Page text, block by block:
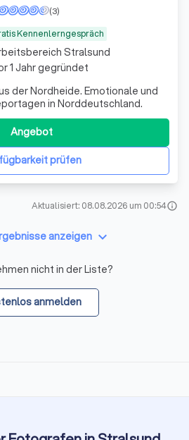
Kennenlerngespräch
(3)
Emotionale und
in Norddeutschland.
prüfen
Angebot
Stralsund
1 Jahr gegründet
Aktualisiert: 08.08.2026 um 00:54info
anzeigen keyboard_arrow_down
nicht in der Liste?
anmelden